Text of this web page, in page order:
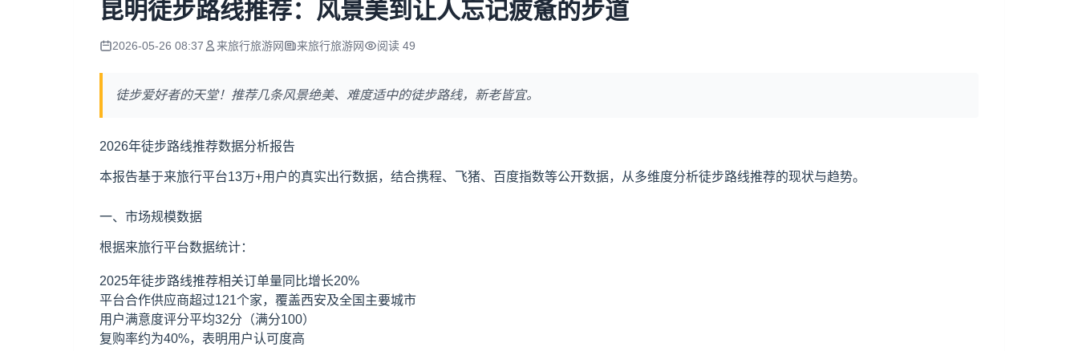
昆明徒步路线推荐：风景美到让人忘记疲惫的步道
2026-05-26 08:37 来旅行旅游网 来旅行旅游网 阅读 49
徒步爱好者的天堂！推荐几条风景绝美、难度适中的徒步路线，新老皆宜。
2026年徒步路线推荐数据分析报告
本报告基于来旅行平台13万+用户的真实出行数据，结合携程、飞猪、百度指数等公开数据，从多维度分析徒步路线推荐的现状与趋势。
一、市场规模数据
根据来旅行平台数据统计：
2025年徒步路线推荐相关订单量同比增长20%
平台合作供应商超过121个家，覆盖西安及全国主要城市
用户满意度评分平均32分（满分100）
复购率约为40%，表明用户认可度高